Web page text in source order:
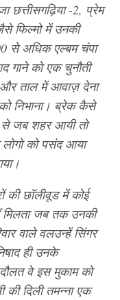
छत्तीसगढ़िया -2, प्रेम
फिल्मो में उनकी
से अधिक एल्बम चंपा
गाने को एक चुनौती
और ताल में आवाज़ देना
निभाना। ब्रेक कैसे
से जब शहर आयी तो
लोगो को पसंद आया
की छॉलीवूड में कोई
मिलता जब तक उनकी
वाले वलउन्हें सिंगर
ही उनके
वे इस मुकाम को
की दिली तमन्ना एक